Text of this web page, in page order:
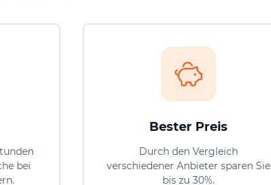
bei
Bester Preis
Durch den Vergleich
verschiedener Anbieter sparen Sie
bis zu 30%.